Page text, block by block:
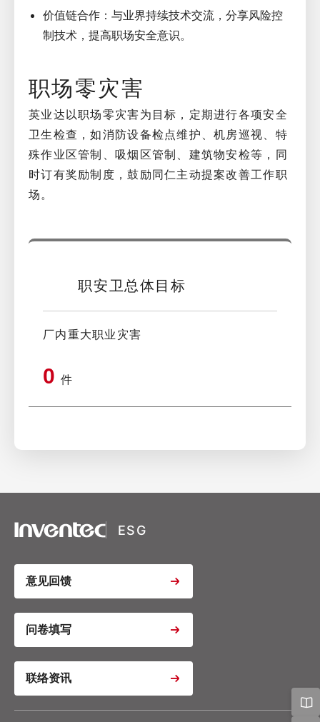
价值链合作：与业界持续技术交流，分享风险控
制技术，提高职场安全意识。
职场零灾害
英业达以职场零灾害为目标，定期进行各项安全
卫生检查，如消防设备检点维护、机房巡视、特
殊作业区管制、吸烟区管制、建筑物安检等，同
时订有奖励制度，鼓励同仁主动提案改善工作职
场。
职安卫总体目标
厂内重大职业灾害
0 件
XSRF Token
Youtube Video Iframe
Youtube Video Iframe
Youtube Video Iframe
Google Analytics
ESG
意见回馈
问卷填写
联络资讯